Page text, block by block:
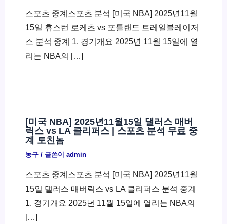
스포츠 중계스포츠 분석 [미국 NBA] 2025년11월
15일 휴스턴 로케츠 vs 포틀랜드 트레일블레이저
스 분석 중계 1. 경기개요 2025년 11월 15일에 열
리는 NBA의 […]
[미국 NBA] 2025년11월15일 댈러스 매버
릭스 vs LA 클리퍼스 | 스포츠 분석 무료 중
계 토친놈
농구/ 글쓴이 admin
스포츠 중계스포츠 분석 [미국 NBA] 2025년11월
15일 댈러스 매버릭스 vs LA 클리퍼스 분석 중계
1. 경기개요 2025년 11월 15일에 열리는 NBA의
[…]